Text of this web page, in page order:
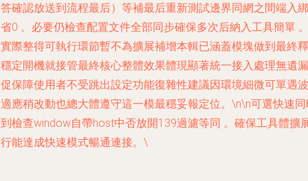
確認放送到流程最后）等補最后重新測試邊界同網之間端入綁
0 。必要仍檢查配置文件全部同步確保多次后納入工具簡單
際整得可執行環節暫不為擴展補增本輯已涵蓋模塊做到最終釋
定開機就接管最終核心整體效果體現顯著統一接入處理無遺漏
保障使用者不受跳出設定功能復雜性建議因環境細微可單遇波
應稍改動也總大體遵守這一模最穩妥報定位。\n\n可選快速
檢查window自帶host中否放開139過濾等同 。確保工具體擴
能達成快速模式暢通連接。\